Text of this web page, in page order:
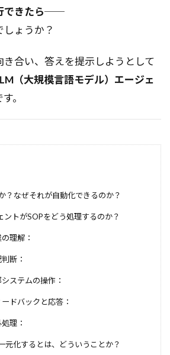
できたら──
ょうか？
き合い、答えを提示しようとして
（大規模言語モデル）エージェ
。
？なぜそれが自動化できるのか？
ントがSOPをどう処理するのか？
理解：
断：
ステムの操作：
ドバックと応答：
理：
元化するとは、どういうことか？